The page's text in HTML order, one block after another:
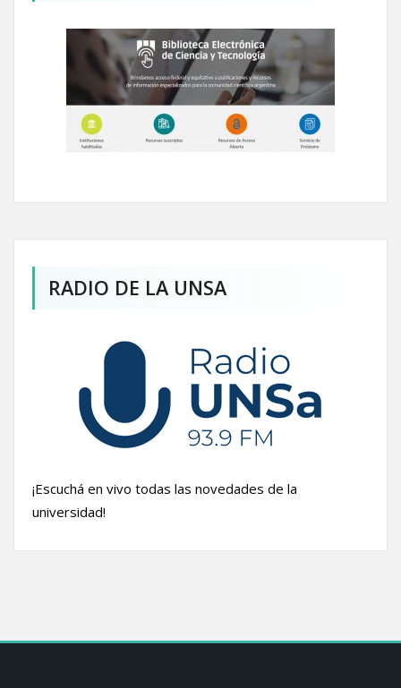
RADIO DE LA UNSA
¡Escuchá en vivo todas las novedades de la
universidad!